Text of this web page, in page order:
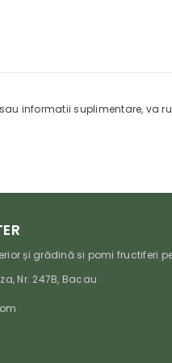
informatii suplimentare, va
și grădină si pomi fructiferi
Nr. 247B, Bacau